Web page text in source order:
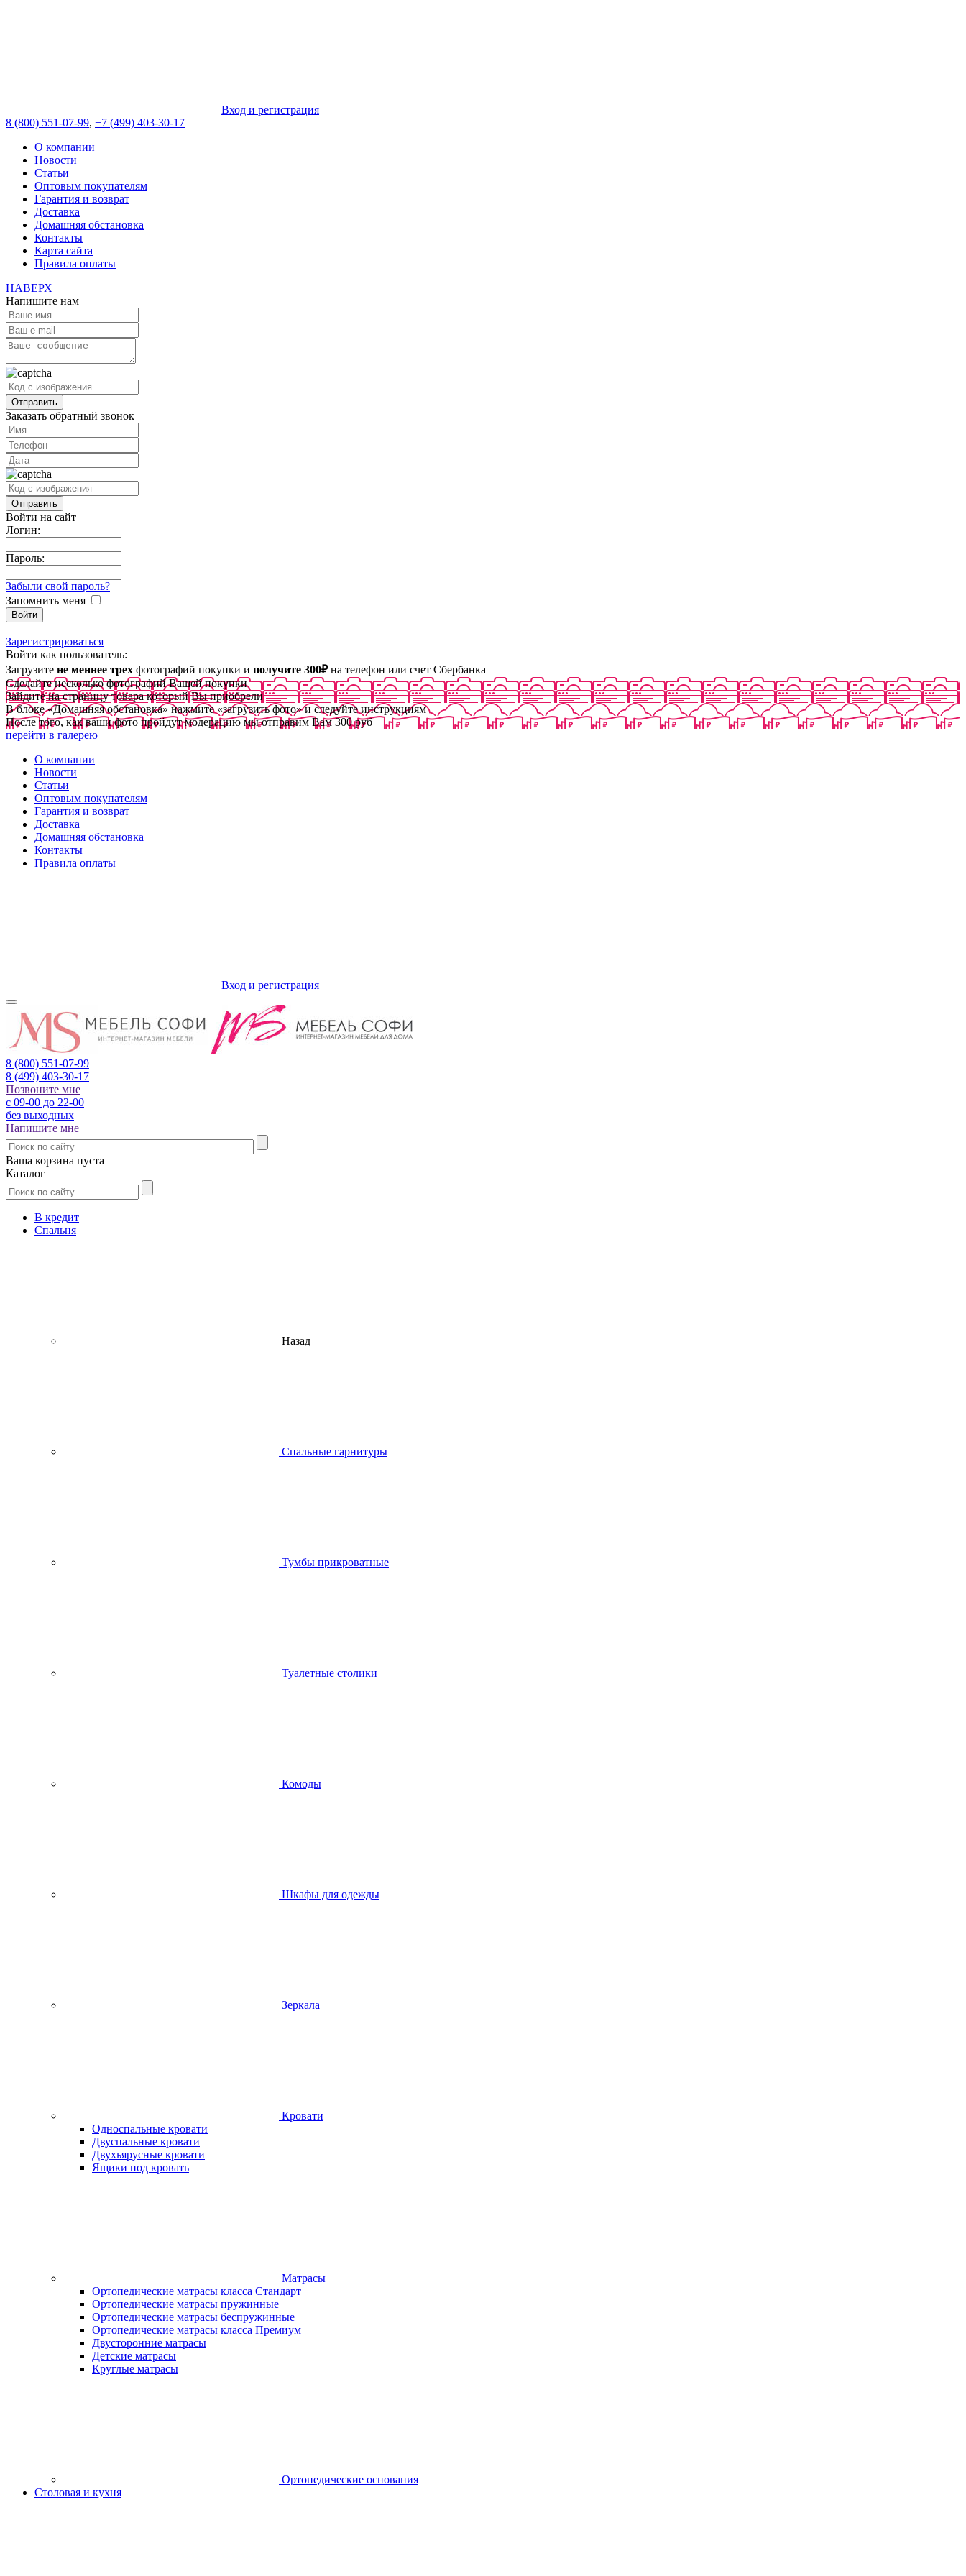
Вход и регистрация
8 (800) 551-07-99, +7 (499) 403-30-17
О компании
Новости
Статьи
Оптовым покупателям
Гарантия и возврат
Доставка
Домашняя обстановка
Контакты
Карта сайта
Правила оплаты
НАВЕРХ
Напишите нам
Заказать обратный звонок
Войти на сайт
Логин:
Пароль:
Забыли свой пароль?
Запомнить меня
Зарегистрироваться
Войти как пользователь:
Загрузите не меннее трех фотографий покупки и получите 300₽на телефон или счет Сбербанка
Сделайте несколько фотографий Вашей покупки
Зайдите на страницу товара который Вы приобрели
В блоке «Домашняя обстановка» нажмите «загрузить фото» и следуйте инструкциям
После того, как ваши фото пройдут модерацию мы отправим Вам 300 руб
перейти в галерею
О компании
Новости
Статьи
Оптовым покупателям
Гарантия и возврат
Доставка
Домашняя обстановка
Контакты
Правила оплаты
Вход и регистрация
8 (800) 551-07-99
8 (499) 403-30-17
Позвоните мне
с 09-00 до 22-00
без выходных
Напишите мне
Ваша корзина пуста
Каталог
В кредит
Спальня
Назад
Спальные гарнитуры
Тумбы прикроватные
Туалетные столики
Комоды
Шкафы для одежды
Зеркала
Кровати
Односпальные кровати
Двуспальные кровати
Двухъярусные кровати
Ящики под кровать
Матрасы
Ортопедические матрасы класса Стандарт
Ортопедические матрасы пружинные
Ортопедические матрасы беспружинные
Ортопедические матрасы класса Премиум
Двусторонние матрасы
Детские матрасы
Круглые матрасы
Ортопедические основания
Столовая и кухня